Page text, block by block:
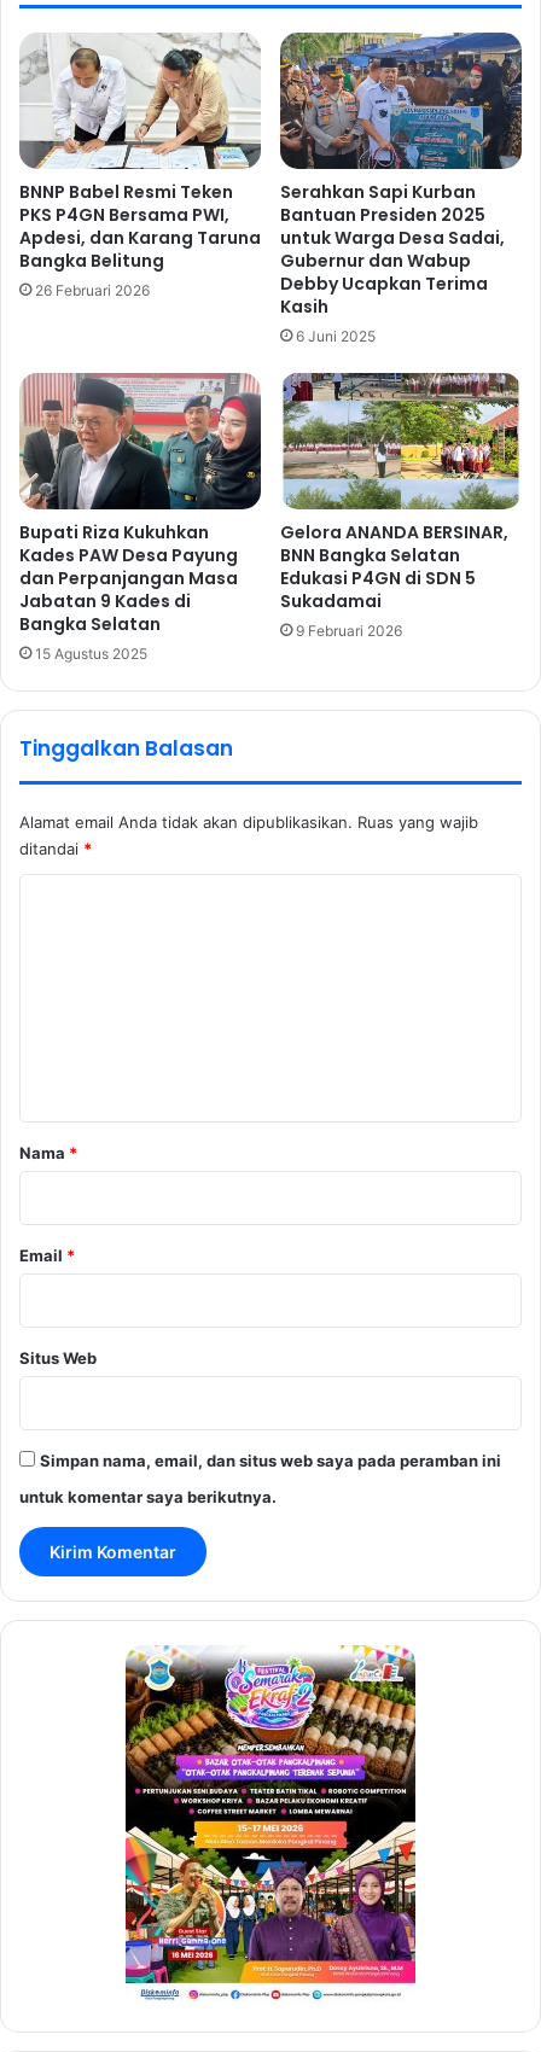
BNNP Babel Resmi Teken
PKS P4GN Bersama PWI,
Apdesi, dan Karang Taruna
Bangka Belitung
26 Februari 2026
Serahkan Sapi Kurban
Bantuan Presiden 2025
untuk Warga Desa Sadai,
Gubernur dan Wabup
Debby Ucapkan Terima
Kasih
6 Juni 2025
Bupati Riza Kukuhkan
Kades PAW Desa Payung
dan Perpanjangan Masa
Jabatan 9 Kades di
Bangka Selatan
15 Agustus 2025
Gelora ANANDA BERSINAR,
BNN Bangka Selatan
Edukasi P4GN di SDN 5
Sukadamai
9 Februari 2026
Tinggalkan Balasan
Alamat email Anda tidak akan dipublikasikan. Ruas yang wajib
ditandai *
rNama *
Email *
Situs Web
Simpan nama, email, dan situs web saya pada peramban ini
untuk komentar saya berikutnya.